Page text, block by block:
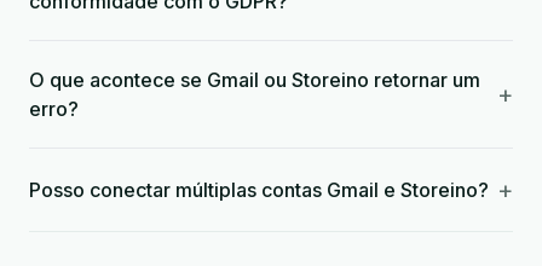
O que acontece se Gmail ou Storeino retornar um
erro?
+
Posso conectar múltiplas contas Gmail e Storeino? +